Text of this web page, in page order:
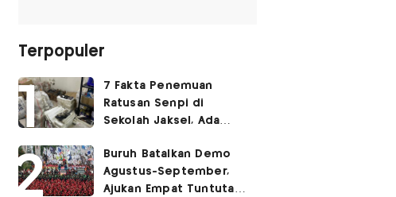
Terpopuler
7 Fakta Penemuan
Ratusan Senpi di
Sekolah Jaksel, Ada
Ruang Bunker
Buruh Batalkan Demo
Agustus-September,
Ajukan Empat Tuntutan